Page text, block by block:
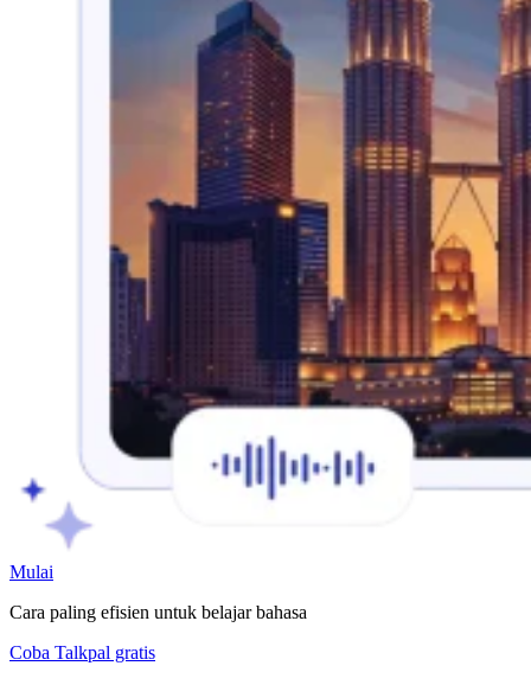
Mulai
Cara paling efisien untuk belajar bahasa
Coba Talkpal gratis